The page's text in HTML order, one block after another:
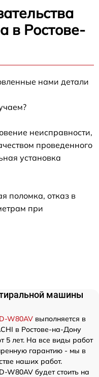
в Ростове-
нами детали
неисправности,
проведенного
установка
поломка, отказ в
при
машины
W80AV выполняется в
в Ростове-на-Дону
5 лет. На все виды работ
гарантию - мы в
наших работ.
W80AV будет стоить на